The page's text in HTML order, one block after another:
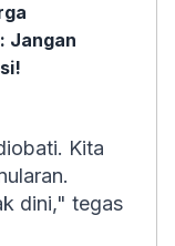
Jangan
Kita
dini," tegas